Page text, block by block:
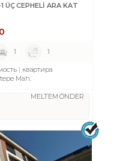
ÜÇ CEPHELİ ARA KAT
1 1
квартира
Mah.
MELTEM ÖNDER